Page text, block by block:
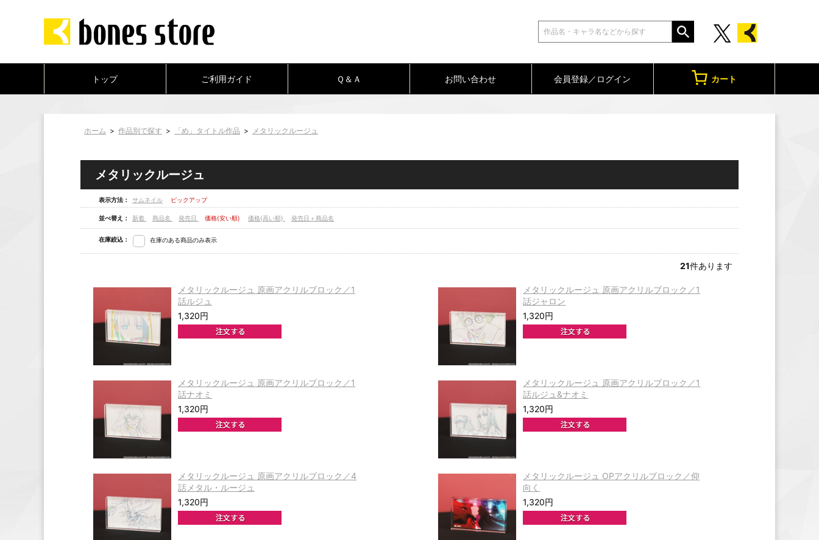
トップ ご利用ガイド Ｑ＆Ａ お問い合わせ 会員登録／ログイン カート
ホーム > 作品別で探す > 「め」タイトル作品 > メタリックルージュ
メタリックルージュ
表示方法： サムネイル ピックアップ
並べ替え： 新着 商品名 発売日 価格(安い順) 価格(高い順) 発売日＋商品名
在庫絞込： 在庫のある商品のみ表示
21件あります
メタリックルージュ 原画アクリルブロック／1
話ルジュ
1,320円
メタリックルージュ 原画アクリルブロック／1
話ジャロン
1,320円
メタリックルージュ 原画アクリルブロック／1
話ナオミ
1,320円
メタリックルージュ 原画アクリルブロック／1
話ルジュ&ナオミ
1,320円
メタリックルージュ 原画アクリルブロック／4
話メタル・ルージュ
1,320円
メタリックルージュ OPアクリルブロック／仰
向く
1,320円